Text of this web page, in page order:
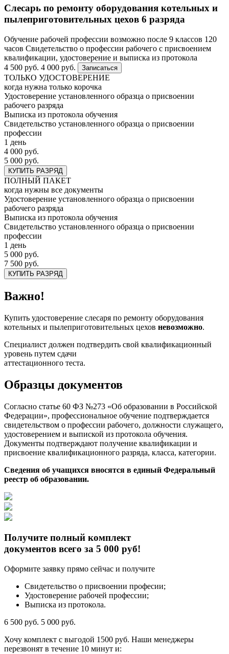
Слесарь по ремонту оборудования котельных и
пылеприготовительных цехов 6 разряда
Обучение рабочей профессии возможно после 9 классов 120
часов Свидетельство о профессии рабочего с присвоением
квалификации, удостоверение и выписка из протокола
4 500 руб. 4 000 руб. Записаться
ТОЛЬКО УДОСТОВЕРЕНИЕ
когда нужна только корочка
Удостоверение установленного образца о присвоении
рабочего разряда
Выписка из протокола обучения
Свидетельство установленного образца о присвоении
профессии
1 день
4 000 руб.
5 000 руб.
КУПИТЬ РАЗРЯД
ПОЛНЫЙ ПАКЕТ
когда нужны все документы
Удостоверение установленного образца о присвоении
рабочего разряда
Выписка из протокола обучения
Свидетельство установленного образца о присвоении
профессии
1 день
5 000 руб.
7 500 руб.
КУПИТЬ РАЗРЯД
Важно!
Купить удостоверение слесаря по ремонту оборудования
котельных и пылеприготовительных цехов невозможно.
Специалист должен подтвердить свой квалификационный
уровень путем сдачи
аттестационного теста.
Образцы документов
Согласно статье 60 ФЗ №273 «Об образовании в Российской
Федерации», профессиональное обучение подтверждается
свидетельством о профессии рабочего, должности служащего,
удостоверением и выпиской из протокола обучения.
Документы подтверждают получение квалификации и
присвоение квалификационного разряда, класса, категории.
Сведения об учащихся вносятся в единый Федеральный
реестр об образовании.
Получите полный комплект
документов всего за 5 000 руб!
Оформите заявку прямо сейчас и получите
Свидетельство о присвоении професии;
Удостоверение рабочей профессии;
Выписка из протокола.
6 500 руб. 5 000 руб.
Хочу комплект с выгодой 1500 руб. Наши менеджеры
перезвонят в течение 10 минут и: